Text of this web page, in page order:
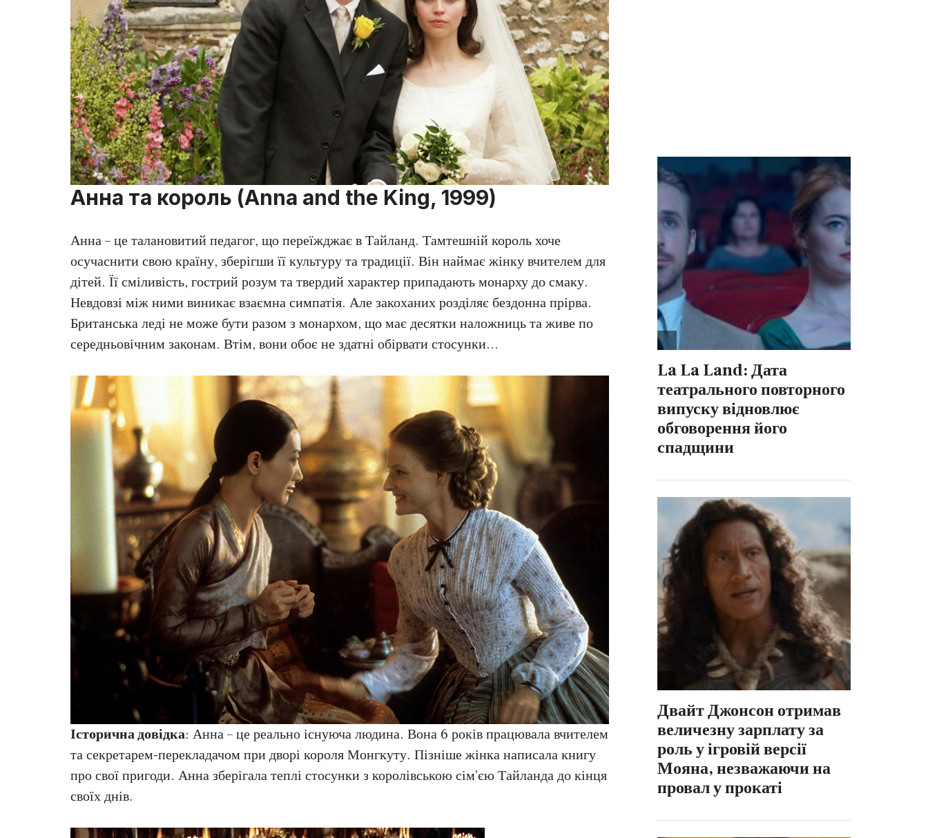
Анна та король (Anna and the King, 1999)
Анна – це талановитий педагог, що переїжджає в Тайланд. Тамтешній король хоче
осучаснити свою країну, зберігши її культуру та традиції. Він наймає жінку вчителем для
дітей. Її сміливість, гострий розум та твердий характер припадають монарху до смаку.
Невдовзі між ними виникає взаємна симпатія. Але закоханих розділяє бездонна прірва.
Британська леді не може бути разом з монархом, що має десятки наложниць та живе по
середньовічним законам. Втім, вони обоє не здатні обірвати стосунки…
Історична довідка: Анна – це реально існуюча людина. Вона 6 років працювала вчителем
та секретарем-перекладачом при дворі короля Монгкуту. Пізніше жінка написала книгу
про свої пригоди. Анна зберігала теплі стосунки з королівською сім’єю Тайланда до кінця
своїх днів.